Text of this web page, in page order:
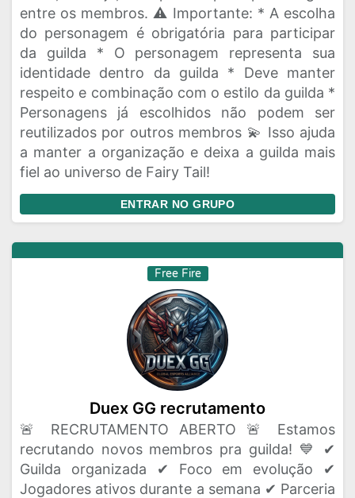
entre os membros. ⚠️ Importante: * A escolha
do personagem é obrigatória para participar
da guilda * O personagem representa sua
identidade dentro da guilda * Deve manter
respeito e combinação com o estilo da guilda *
Personagens já escolhidos não podem ser
reutilizados por outros membros 💫 Isso ajuda
a manter a organização e deixa a guilda mais
fiel ao universo de Fairy Tail!
ENTRAR NO GRUPO
Free Fire
Duex GG recrutamento
🚨 RECRUTAMENTO ABERTO 🚨 Estamos
recrutando novos membros pra guilda! 💙 ✔
Guilda organizada ✔ Foco em evolução ✔
Jogadores ativos durante a semana ✔ Parceria